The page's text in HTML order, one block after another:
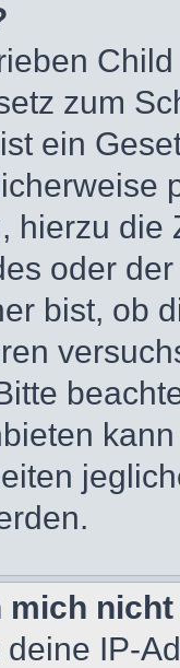
zum
ein
hierzu die
oder
bist, ob
mich
IP-